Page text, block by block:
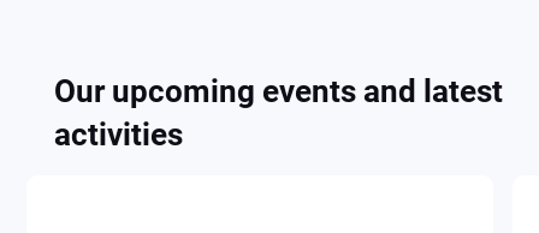
Our upcoming events and latest
activities